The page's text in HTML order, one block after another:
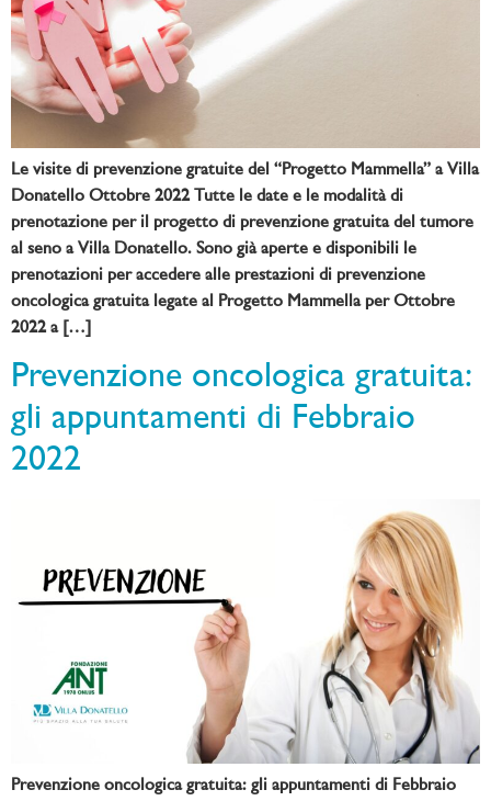
Le visite di prevenzione gratuite del “Progetto Mammella” a Villa
Donatello Ottobre 2022 Tutte le date e le modalità di
prenotazione per il progetto di prevenzione gratuita del tumore
al seno a Villa Donatello. Sono già aperte e disponibili le
prenotazioni per accedere alle prestazioni di prevenzione
oncologica gratuita legate al Progetto Mammella per Ottobre
2022 a […]
Prevenzione oncologica gratuita:
gli appuntamenti di Febbraio
2022
Prevenzione oncologica gratuita: gli appuntamenti di Febbraio